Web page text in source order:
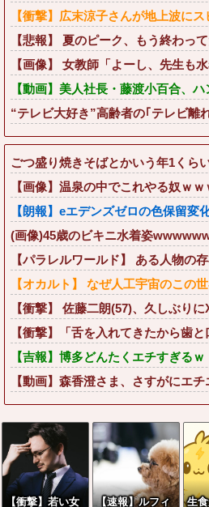
【衝撃】広末涼子さんが地上波に
【悲報】 夏のピーク、もう終わっ
【画像】 女教師「よーし、先生も
【動画】美人社長・藤渡小百合、
“テレビ大好き”高齢者の｢テレビ離
ごつ盛り焼きそばとかいう年1くら
【画像】温泉の中でこれやる奴ｗ
【朗報】eエデンズゼロの色保留変
(画像)45歳のビキニ水着姿
【パラレルワールド】 ある人物の
【オカルト】 なぜ人工宇宙のこの
【衝撃】 佐藤二朗(57)、久しぶり
【衝撃】「舌を入れてきたから歯
【吉報】博多どんたくエチすぎるｗ
【動画】森香澄さま、さすがにエ
【衝撃】若い女 【速報】ルフィ 生